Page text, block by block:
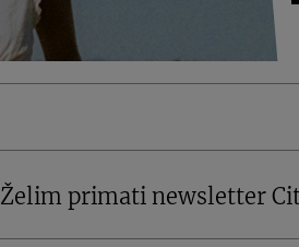
Želim primati newsletter